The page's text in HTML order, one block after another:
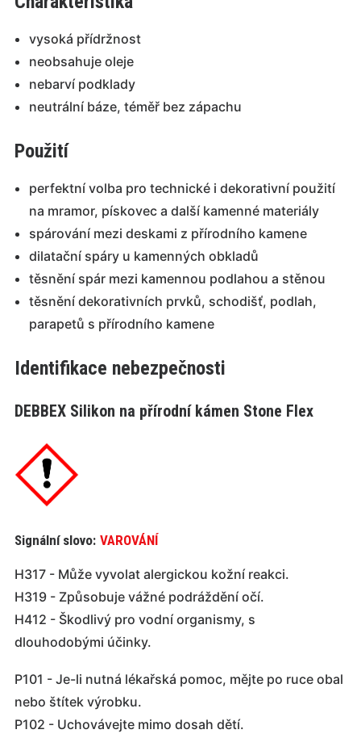
vysoká přídržnost
neobsahuje oleje
nebarví podklady
neutrální báze, téměř bez zápachu
Použití
perfektní volba pro technické i dekorativní použití
na mramor, pískovec a další kamenné materiály
spárování mezi deskami z přírodního kamene
dilatační spáry u kamenných obkladů
těsnění spár mezi kamennou podlahou a stěnou
těsnění dekorativních prvků, schodišť, podlah,
parapetů s přírodního kamene
Identifikace nebezpečnosti
DEBBEX Silikon na přírodní kámen Stone Flex
Signální slovo: VAROVÁNÍ
H317 - Může vyvolat alergickou kožní reakci.
H319 - Způsobuje vážné podráždění očí.
H412 - Škodlivý pro vodní organismy, s
dlouhodobými účinky.
P101 - Je-li nutná lékařská pomoc, mějte po ruce obal
nebo štítek výrobku.
P102 - Uchovávejte mimo dosah dětí.